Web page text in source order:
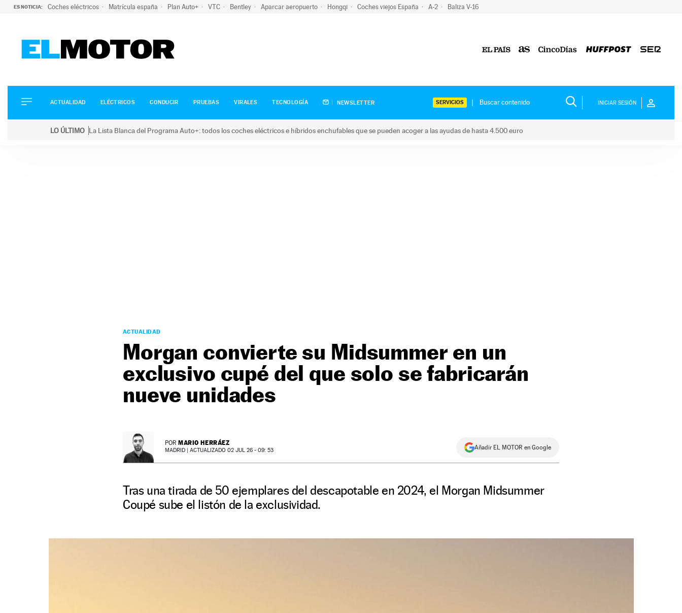
ES NOTICIA: Coches eléctricos Matrícula españa Plan Auto+ VTC Bentley Aparcar aeropuerto Hongqi Coches viejos España A-2 Baliza V-16
ELÉCTRICOS
CONDUCIR
ACTUALIDAD ELÉCTRICOS CONDUCIR PRUEBAS VIRALES TECNOLOGÍA NEWSLETTER SERVICIOS INICIAR SESIÓN
LO ÚLTIMO La Lista Blanca del Programa Auto+: todos los coches eléctricos e híbridos enchufables que se pueden acoger a las ayudas de hasta 4.500 euro
ACTUALIDAD
Morgan convierte su Midsummer en un
exclusivo cupé del que solo se fabricarán
nueve unidades
POR MARIO HERRÁEZ
MADRID | ACTUALIZADO 02 JUL 26 - 09: 53 Añadir EL MOTOR en Google
Tras una tirada de 50 ejemplares del descapotable en 2024, el Morgan Midsummer
Coupé sube el listón de la exclusividad.